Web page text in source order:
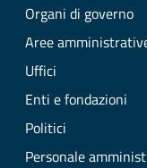
Organi di governo
Aree
Uffici
Enti e fondazioni
Politici
Personale